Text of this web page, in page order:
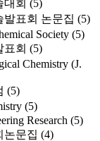
회 (5)
발표회 논문집 (5)
Society (5)
회 (5)
Chemistry (J.
(5)
(5)
Research (5)
논문집 (4)